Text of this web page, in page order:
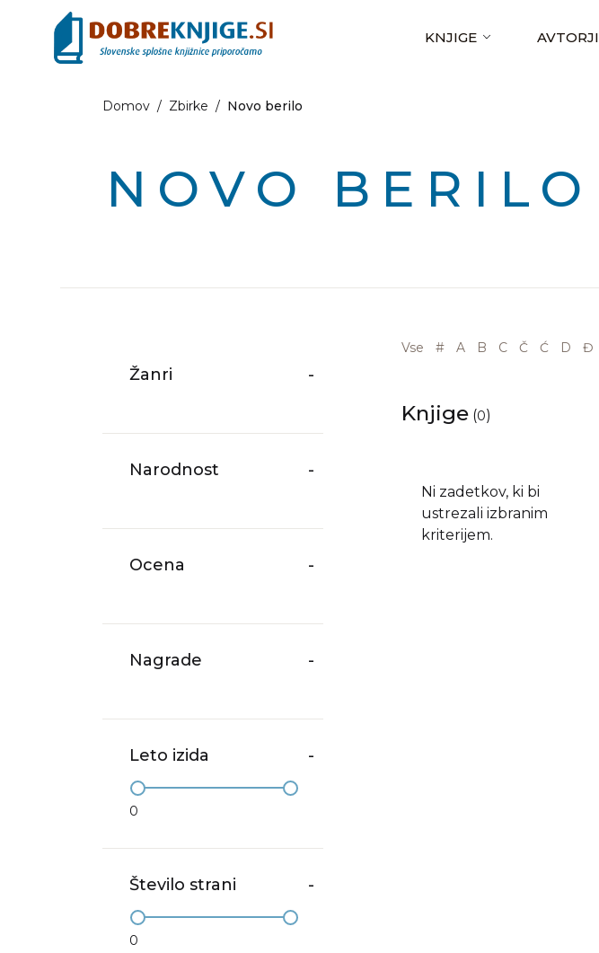
KNJIGE AVTORJI
Domov / Zbirke / Novo berilo
NOVO BERILO
Žanri -
Narodnost -
Ocena -
Nagrade -
Leto izida -
0
Število strani -
0
Vse # A B C Č Ć D Đ
Knjige (0)
Ni zadetkov, ki bi
ustrezali izbranim
kriterijem.